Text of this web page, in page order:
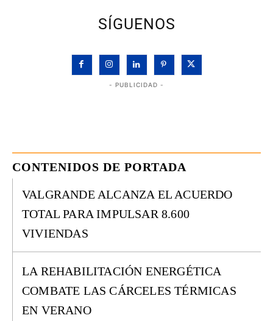
SÍGUENOS
- PUBLICIDAD -
CONTENIDOS DE PORTADA
VALGRANDE ALCANZA EL ACUERDO
TOTAL PARA IMPULSAR 8.600
VIVIENDAS
LA REHABILITACIÓN ENERGÉTICA
COMBATE LAS CÁRCELES TÉRMICAS
EN VERANO